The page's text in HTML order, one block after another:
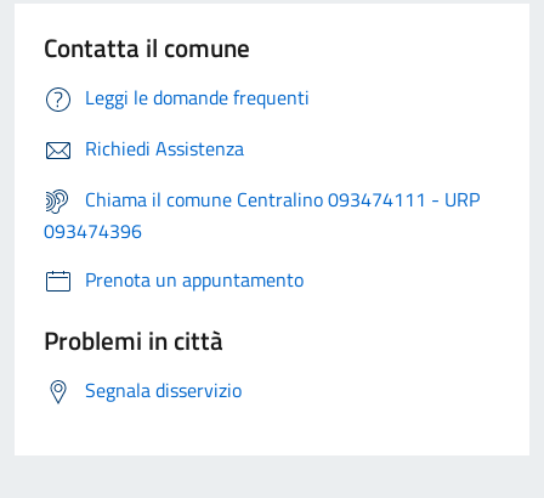
Contatta il comune
Leggi le domande frequenti
Richiedi Assistenza
Chiama il comune Centralino 093474111 - URP
093474396
Prenota un appuntamento
Problemi in città
Segnala disservizio